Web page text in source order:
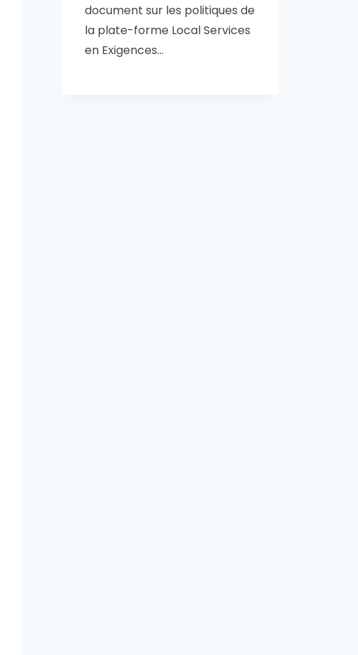
document sur les politiques de
la plate-forme Local Services
en Exigences…